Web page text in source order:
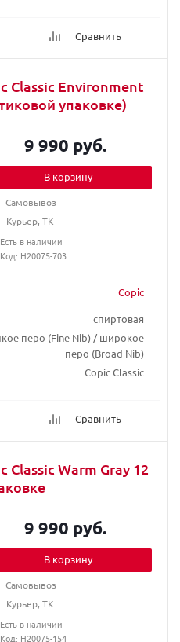
Сравнить
Classic Environment
упаковке)
Copic
спиртовая
перо (Fine Nib) / широкое
перо (Broad Nib)
Copic Classic
Сравнить
9 990 руб.
В корзину
Самовывоз
Курьер, ТК
Есть в наличии
Код: H20075-703
Warm Gray 12
9 990 руб.
В корзину
Самовывоз
Курьер, ТК
Есть в наличии
Код: H20075-154